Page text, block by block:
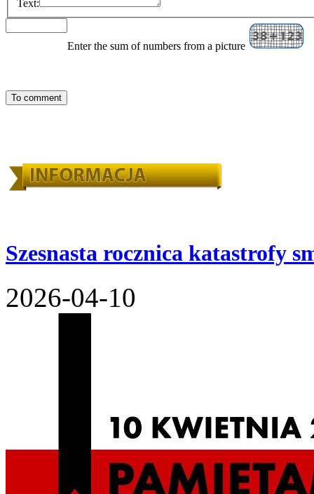
Text:
Enter the sum of numbers from a picture
Szesnasta rocznica katastrofy
2026-04-10